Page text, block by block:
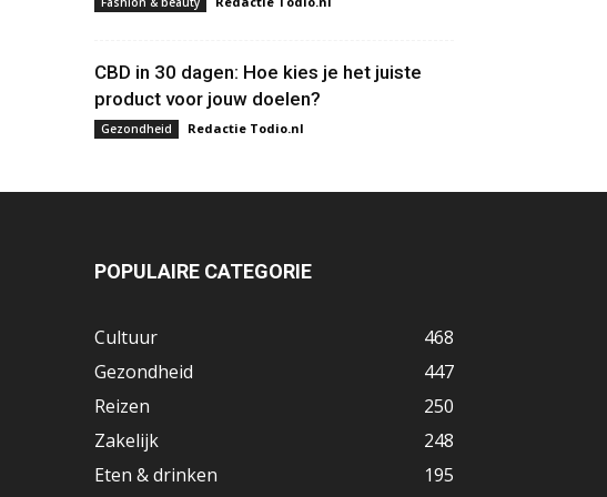
CBD in 30 dagen: Hoe kies je het juiste
product voor jouw doelen?
Gezondheid Redactie Todio.nl
POPULAIRE CATEGORIE
Cultuur
468
Gezondheid
447
Reizen
250
Zakelijk
248
Eten & drinken
195